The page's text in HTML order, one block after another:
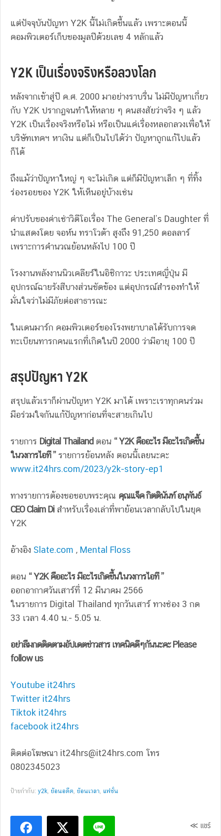
แต่ปัจจุบันปัญหา Y2K นี้ไม่เกิดขึ้นแล้ว เพราะตอนนี้
คอมพิวเตอร์เก็บของมูลปีด้วยเลข 4 หลักแล้ว
Y2K เป็นเรื่องจริงหรือลวงโลก
หลังจากเข้าสู่ปี ค.ศ. 2000 มาอย่างราบรื่น ไม่มีปัญหาเกี่ยว
กับ Y2K ปรากฏจนทำให้หลาย ๆ คนสงสัยว่าจริง ๆ แล้ว
Y2K เป็นเรื่องจริงหรือไม่ หรือเป็นแค่เรื่องหลอกลวงเพื่อให้
บริษัทเทคฯ หาเงิน แต่ก็เป็นไปได้ว่า ปัญหาถูกแก้ไปแล้ว
ก็ได้
ถึงแม้ว่าปัญหาใหญ่ ๆ จะไม่เกิด แต่ก็มีปัญหาเล็ก ๆ ที่ทิ้ง
ร่องรอยของ Y2K ให้เห็นอยู่บ้างเช่น
ค่าปรับของค่าเช่าวิดีโอเรื่อง The General’s Daughter ที่
นำแสดงโดย จอห์น ทราโวต้า สูงถึง 91,250 ดอลลาร์
เพราะการคำนวณย้อนหลังไป 100 ปี
โรงงานพลังงานนิวเคลียร์ในอิชิกาวะ ประเทศญี่ปุ่น มี
อุปกรณ์ฉายรังสีบางส่วนขัดข้อง แต่อุปกรณ์สำรองทำให้
มั่นใจว่าไม่มีภัยต่อสาธารณะ
ในเดนมาร์ก คอมพิวเตอร์ของโรงพยาบาลได้รับการจด
ทะเบียนทารกคนแรกที่เกิดในปี 2000 ว่ามีอายุ 100 ปี
สรุปปัญหา Y2K
สรุปแล้วเราก็ผ่านปัญหา Y2K มาได้ เพราะเราทุกคนร่วม
มือร่วมใจกันแก้ปัญหาก่อนที่จะสายเกินไป
รายการ Digital Thailand ตอน “ Y2K คืออะไร มีอะไรเกิดขึ้น
ในวงการไอที ”รายการย้อนหลัง ตอนนี้เลยนะคะ
www.it24hrs.com/2023/y2k-story-ep1
ทางรายการต้องขอขอบพระคุณ คุณแจ็ค กิตตินันท์ อนุพันธ์
CEO Claim Diสำหรับเรื่องเล่าที่พาย้อนเวลากลับไปในยุค
Y2K
อ้างอิง Slate.com , Mental Floss
ตอน “ Y2K คืออะไร มีอะไรเกิดขึ้นในวงการไอที ”
ออกอากาศวันเสาร์ที่ 12 มีนาคม 2566
ในรายการ Digital Thailand ทุกวันเสาร์ ทางช่อง 3 กด
33 เวลา 4.40 น.- 5.05 น.
อย่าลืมกดติดตามอัปเดตข่าวสาร เทคนิคดีๆกันนะคะ Please
follow us
Youtube it24hrs
Twitter it24hrs
Tiktok it24hrs
facebook it24hrs
ติดต่อโฆษณา it24hrs@it24hrs.com โทร
0802345023
ป้ายกำกับ: y2k, ย้อนอดีต, ย้อนเวลา, แฟชั่น
≪ แชร์